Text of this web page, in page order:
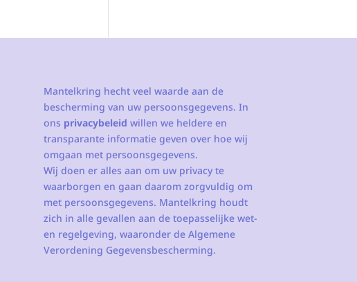
Mantelkring hecht veel waarde aan de
bescherming van uw persoonsgegevens. In
ons privacybeleid willen we heldere en
transparante informatie geven over hoe wij
omgaan met persoonsgegevens.
Wij doen er alles aan om uw privacy te
waarborgen en gaan daarom zorgvuldig om
met persoonsgegevens. Mantelkring houdt
zich in alle gevallen aan de toepasselijke wet-
en regelgeving, waaronder de Algemene
Verordening Gegevensbescherming.